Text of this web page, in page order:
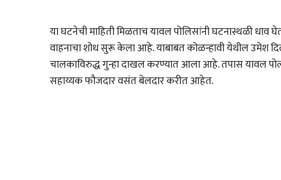
या घटनेची माहिती मिळताच यावल पोलिसांनी घटनास्थळी
वाहनाचा शोध सुरू केला आहे. याबाबत कोळन्हावी येथील उमेश
चालकाविरुद्ध गुन्हा दाखल करण्यात आला आहे. तपास यावल
सहाय्यक फौजदार वसंत बेलदार करीत आहेत.